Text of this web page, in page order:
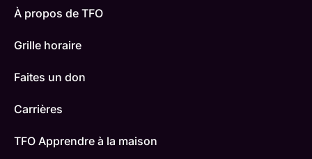
À propos de TFO
Grille horaire
Faites un don
Carrières
TFO Apprendre à la maison